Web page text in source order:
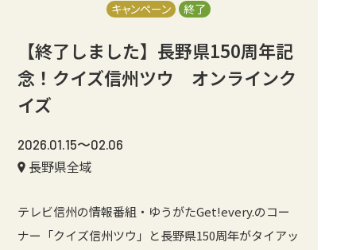
キャンペーン 終了
【終了しました】長野県150周年記
念！クイズ信州ツウ オンラインク
イズ
2026.01.15〜02.06
長野県全域
テレビ信州の情報番組・ゆうがたGet!every.のコー
ナー「クイズ信州ツウ」と長野県150周年がタイアッ